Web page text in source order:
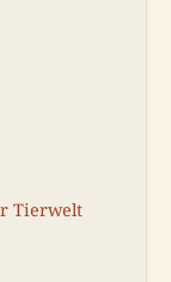
Tierwelt